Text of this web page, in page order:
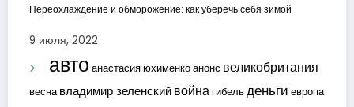
Переохлаждение и обморожение: как уберечь себя зимой
9 июля, 2022
авто анастасия юхименкоанонс великобритания
весна владимир зеленскийвойнагибельденьги европа